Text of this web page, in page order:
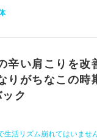
辛い肩こりを改
りがちなこの時
ク
生活リズム崩れてはいませ